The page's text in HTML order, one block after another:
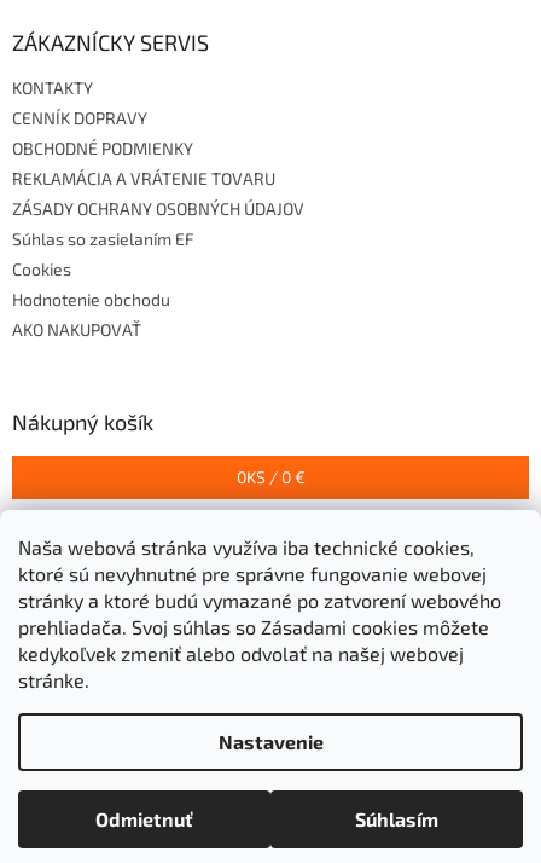
Naša webová stránka využíva iba technické cookies,
ktoré sú nevyhnutné pre správne fungovanie webovej
stránky a ktoré budú vymazané po zatvorení webového
prehliadača. Svoj súhlas so Zásadami cookies môžete
kedykoľvek zmeniť alebo odvolať na našej webovej
stránke.
Nastavenie
Odmietnuť Súhlasím
ZÁKAZNÍCKY SERVIS
KONTAKTY
CENNÍK DOPRAVY
OBCHODNÉ PODMIENKY
REKLAMÁCIA A VRÁTENIE TOVARU
ZÁSADY OCHRANY OSOBNÝCH ÚDAJOV
Súhlas so zasielaním EF
Cookies
Hodnotenie obchodu
AKO NAKUPOVAŤ
Nákupný košík
0KS / 0 €
Prijímame online platby
Stavebniny Grigeľ s.r.o.
vyhradené.
Upraviť nastavenie cookies